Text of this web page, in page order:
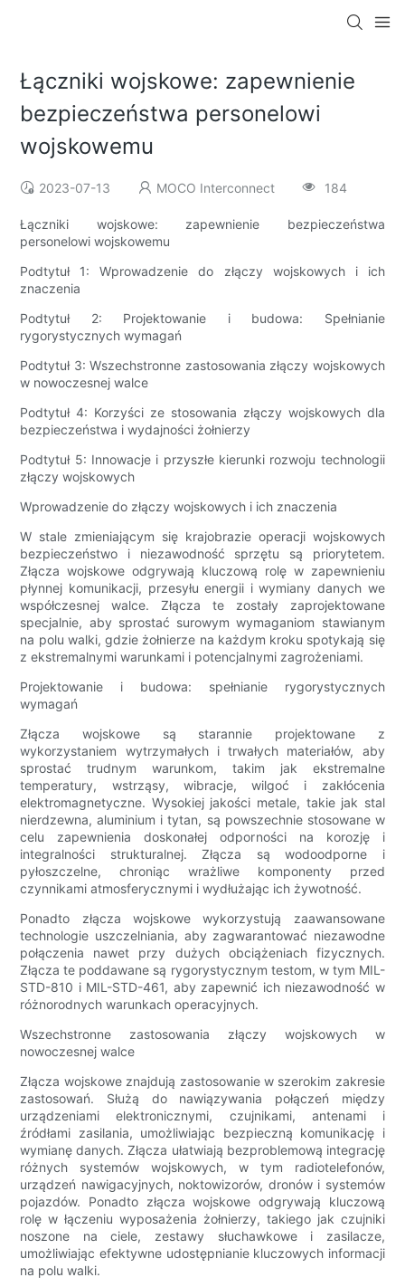
Łączniki wojskowe: zapewnienie
bezpieczeństwa personelowi
wojskowemu
2023-07-13 MOCO Interconnect 184
Łączniki wojskowe: zapewnienie bezpieczeństwa
personelowi wojskowemu
Podtytuł 1: Wprowadzenie do złączy wojskowych i ich
znaczenia
Podtytuł 2: Projektowanie i budowa: Spełnianie
rygorystycznych wymagań
Podtytuł 3: Wszechstronne zastosowania złączy wojskowych
w nowoczesnej walce
Podtytuł 4: Korzyści ze stosowania złączy wojskowych dla
bezpieczeństwa i wydajności żołnierzy
Podtytuł 5: Innowacje i przyszłe kierunki rozwoju technologii
złączy wojskowych
Wprowadzenie do złączy wojskowych i ich znaczenia
W stale zmieniającym się krajobrazie operacji wojskowych
bezpieczeństwo i niezawodność sprzętu są priorytetem.
Złącza wojskowe odgrywają kluczową rolę w zapewnieniu
płynnej komunikacji, przesyłu energii i wymiany danych we
współczesnej walce. Złącza te zostały zaprojektowane
specjalnie, aby sprostać surowym wymaganiom stawianym
na polu walki, gdzie żołnierze na każdym kroku spotykają się
z ekstremalnymi warunkami i potencjalnymi zagrożeniami.
Projektowanie i budowa: spełnianie rygorystycznych
wymagań
Złącza wojskowe są starannie projektowane z
wykorzystaniem wytrzymałych i trwałych materiałów, aby
sprostać trudnym warunkom, takim jak ekstremalne
temperatury, wstrząsy, wibracje, wilgoć i zakłócenia
elektromagnetyczne. Wysokiej jakości metale, takie jak stal
nierdzewna, aluminium i tytan, są powszechnie stosowane w
celu zapewnienia doskonałej odporności na korozję i
integralności strukturalnej. Złącza są wodoodporne i
pyłoszczelne, chroniąc wrażliwe komponenty przed
czynnikami atmosferycznymi i wydłużając ich żywotność.
Ponadto złącza wojskowe wykorzystują zaawansowane
technologie uszczelniania, aby zagwarantować niezawodne
połączenia nawet przy dużych obciążeniach fizycznych.
Złącza te poddawane są rygorystycznym testom, w tym MIL-
STD-810 i MIL-STD-461, aby zapewnić ich niezawodność w
różnorodnych warunkach operacyjnych.
Wszechstronne zastosowania złączy wojskowych w
nowoczesnej walce
Złącza wojskowe znajdują zastosowanie w szerokim zakresie
zastosowań. Służą do nawiązywania połączeń między
urządzeniami elektronicznymi, czujnikami, antenami i
źródłami zasilania, umożliwiając bezpieczną komunikację i
wymianę danych. Złącza ułatwiają bezproblemową integrację
różnych systemów wojskowych, w tym radiotelefonów,
urządzeń nawigacyjnych, noktowizorów, dronów i systemów
pojazdów. Ponadto złącza wojskowe odgrywają kluczową
rolę w łączeniu wyposażenia żołnierzy, takiego jak czujniki
noszone na ciele, zestawy słuchawkowe i zasilacze,
umożliwiając efektywne udostępnianie kluczowych informacji
na polu walki.